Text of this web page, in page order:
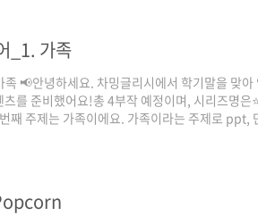
영단어_2. 장소 (공유용) - Google Drive이 브
습니다. 지원되는 브라우저로 업그레이드하세
_1. 가족
📢안녕하세요. 차밍글리시에서 학기말을 맞아
를 준비했어요!총 4부작 예정이며, 시리즈명은
째 주제는 가족이에요. 가족이라는 주제로 ppt,
다 나가신 선생님께서 특히 적극 활용해보시면
drive/u/2/folders/
(공유용) - Google Drive이 브라우저 버전은 ..